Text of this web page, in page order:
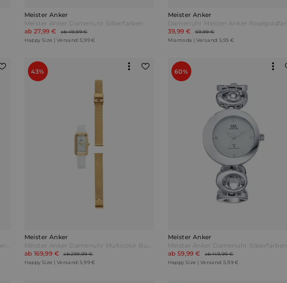
Meister Anker
Meister Anker Damenuhr Silberfarben
ab 27,99 €
ab 49,99 €
Happy Size | Versand: 5,99 €
Meister Anker
39,99 €
69,99 €
Miamoda | Versand: 5,95 €
4tlg. Uhren-Schmuck-Set Meister Anker Silberfarben
43%
Meister Anker
Meister Anker Damenuhr Multicolor Bunt
ab 169,99 €
ab 299,99 €
Happy Size | Versand: 5,99 €
60%
Meister Anker
Meister Anker Damenuhr Silberfarben
ab 59,99 €
ab 149,99 €
Happy Size | Versand: 5,99 €